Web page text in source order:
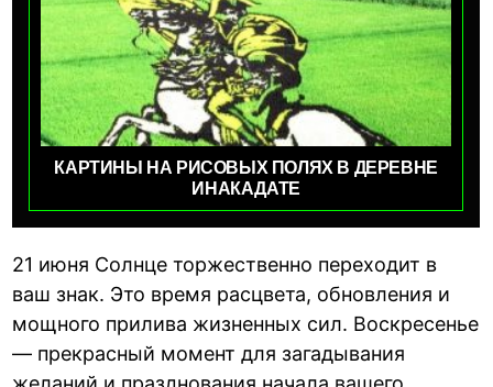
КАРТИНЫ НА РИСОВЫХ ПОЛЯХ В ДЕРЕВНЕ
ИНАКАДАТЕ
21 июня Солнце торжественно переходит в
ваш знак. Это время расцвета, обновления и
мощного прилива жизненных сил. Воскресенье
— прекрасный момент для загадывания